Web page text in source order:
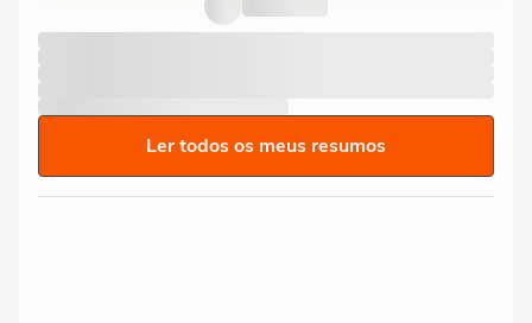
Ler todos os meus resumos